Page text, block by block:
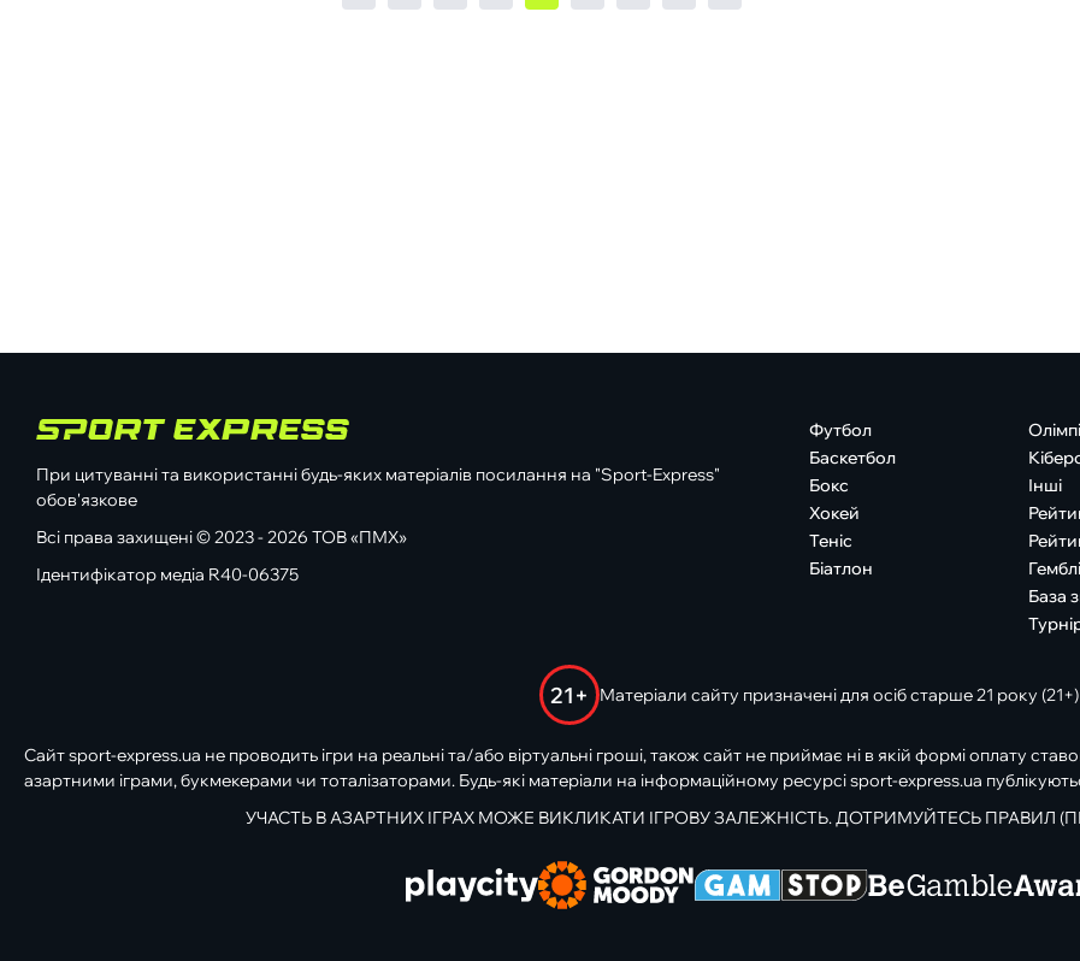
При цитуванні та використанні будь-яких матеріалів посилання на "Sport-Express"
обов'язкове
Всі права захищені © 2023 - 2026 ТОВ «ПМХ»
Ідентифікатор медіа R40-06375
Футбол
Баскетбол
Бокс
Хокей
Теніс
Біатлон
Інші
База
21+ Матеріали сайту призначені для осіб старше 21 року (21+)
Сайт sport-express.ua не проводить ігри на реальні та/або віртуальні гроші, також сайт не приймає ні в якій формі оплату
азартними іграми, букмекерами чи тоталізаторами. Будь-які матеріали на інформаційному ресурсі sport-express.ua
УЧАСТЬ В АЗАРТНИХ ІГРАХ МОЖЕ ВИКЛИКАТИ ІГРОВУ ЗАЛЕЖНІСТЬ. ДОТРИМУЙТЕСЬ ПРАВИЛ